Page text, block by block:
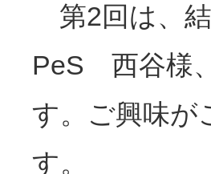
第2回は、
PeS 西谷様
す。ご興味が
す。